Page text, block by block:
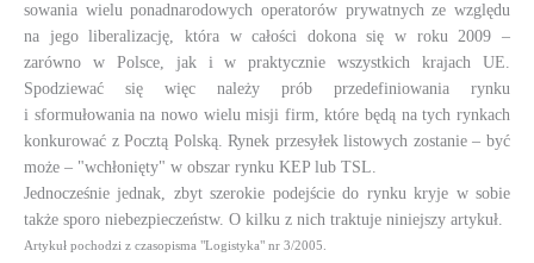
sowania wielu ponadnarodowych operatorów prywatnych ze względu
na jego liberalizację, która w całości dokona się w roku 2009 –
zarówno w Polsce, jak i w praktycznie wszystkich krajach UE.
Spodziewać się więc należy prób przedefiniowania rynku
i sformułowania na nowo wielu misji firm, które będą na tych rynkach
konkurować z Pocztą Polską. Rynek przesyłek listowych zostanie – być
może – "wchłonięty" w obszar rynku KEP lub TSL.
Jednocześnie jednak, zbyt szerokie podejście do rynku kryje w sobie
także sporo niebezpieczeństw. O kilku z nich traktuje niniejszy artykuł.
Artykuł pochodzi z czasopisma "Logistyka" nr 3/2005.